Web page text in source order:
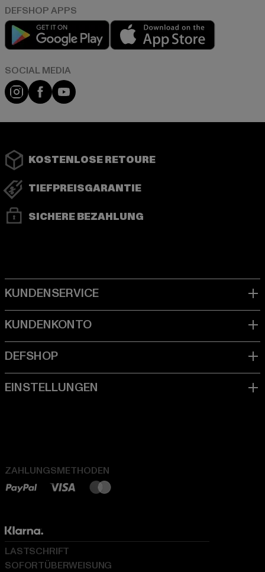
Play market
Instagram
FacebookYouTube
KOSTENLOSE RETOURE
TIEFPREISGARANTIE
SICHERE BEZAHLUNG
ZAHLUNGSMETHODEN
LASTSCHRIFT
SOFORTÜBERWEISUNG